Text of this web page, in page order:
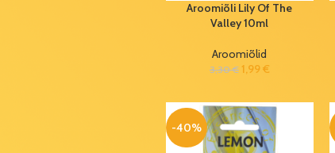
Aroomiõli Lily Of The
Valley 10ml
Aroomiõlid
3,30€ 1,99€
-40%